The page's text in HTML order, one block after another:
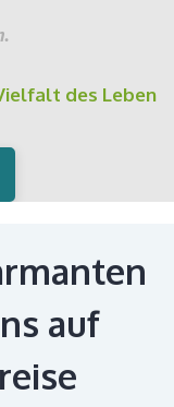
des Leben
auf